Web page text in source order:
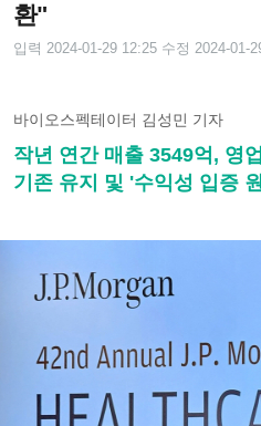
환"
입력 2024-01-29 12:25 수정 2024-01-
바이오스펙테이터 김성민 기자
작년 연간 매출 3549억, 영
기존 유지 및 '수익성 입증